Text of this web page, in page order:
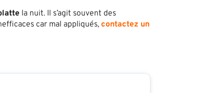
la nuit. Il s’agit souvent des
car mal appliqués,contactez un